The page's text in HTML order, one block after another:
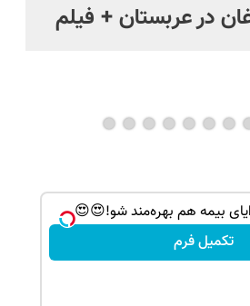
در عربستان + فیلم
بیمه هم بهره‌مند شو!😍😍
تکمیل فرم